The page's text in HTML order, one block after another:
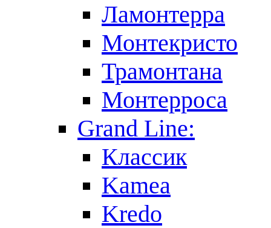
Ламонтерра
Монтекристо
Трамонтана
Монтерроса
Grand Line:
Классик
Kamea
Kredo